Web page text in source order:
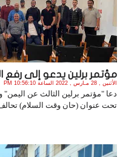
مؤتمر برلين يدعو إلى رفع
الأثنين , 28 مـارس , 2022 الساعة 10:56:10 PM
دعا "مؤتمر برلين الثالث عن اليمن"
تحت عنوان (حان وقت السلام) تحالف